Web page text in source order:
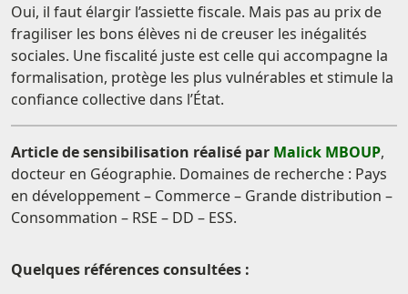
Oui, il faut élargir l’assiette fiscale. Mais pas au prix de
fragiliser les bons élèves ni de creuser les inégalités
sociales. Une fiscalité juste est celle qui accompagne la
formalisation, protège les plus vulnérables et stimule la
confiance collective dans l’État.
Article de sensibilisation réalisé par Malick MBOUP,
docteur en Géographie. Domaines de recherche : Pays
en développement – Commerce – Grande distribution –
Consommation – RSE – DD – ESS.
Quelques références consultées :